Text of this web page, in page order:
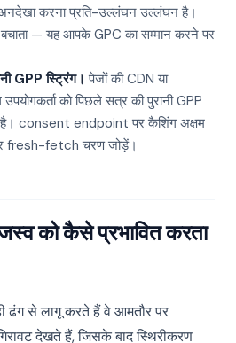
अनदेखा करना प्रति-उल्लंघन उल्लंघन है।
— यह आपके GPC का सम्मान करने पर
GPP स्ट्रिंग। पेजों की CDN या
को पिछले सत्र की पुरानी GPP
है। consent endpoint पर कैशिंग अक्षम
fresh-fetch चरण जोड़ें।
को कैसे प्रभावित करता
ढंग से लागू करते हैं वे आमतौर पर
देखते हैं, जिसके बाद स्थिरीकरण